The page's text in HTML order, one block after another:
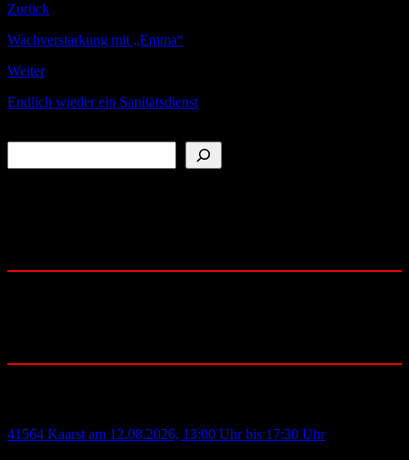
Zurück
Wachverstärkung mit „Emma“
Weiter
Endlich wieder ein Sanitätsdienst
41564 Kaarst am 12.08.2026, 13:00 Uhr bis 17:30 Uhr